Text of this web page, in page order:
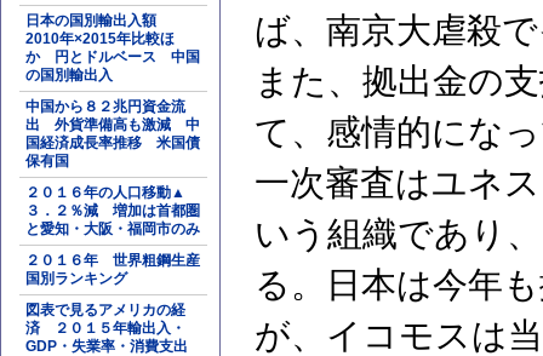
日本の国別輸出入額
2010年×2015年比較ほ
か 円とドルベース 中国
の国別輸出入
中国から８２兆円資金流
出 外貨準備高も激減 中
国経済成長率推移 米国債
保有国
２０１６年の人口移動▲
３．２％減 増加は首都圏
と愛知・大阪・福岡市のみ
２０１６年 世界粗鋼生産
国別ランキング
図表で見るアメリカの経
済 ２０１５年輸出入・
GDP・失業率・消費支出
ば、南京大虐殺
また、拠出金の
て、感情的にな
一次審査はユネ
いう組織であり
る。日本は今年
が、イコモスは